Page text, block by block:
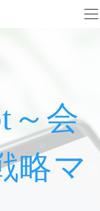
～会
略マ